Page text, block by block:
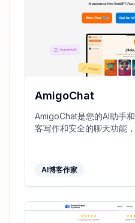
AmigoChat
AmigoChat是您的AI助手
客写作和安全的聊天功能
AI博客作家